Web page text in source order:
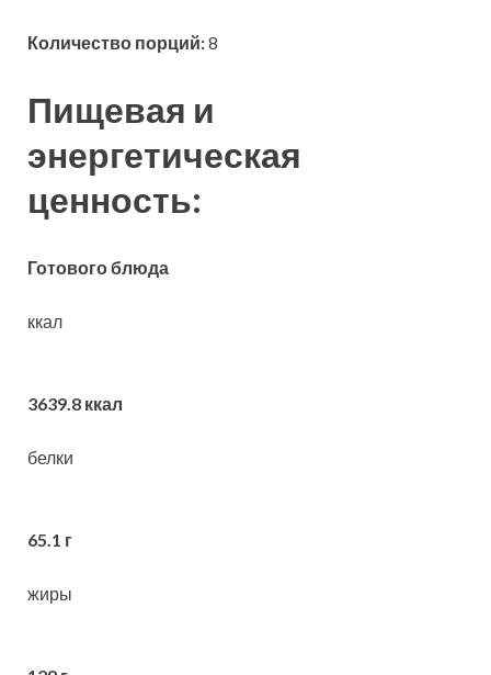
Количество порций:8
Пищевая и
энергетическая
ценность:
Готового блюда
ккал
3639.8 ккал
белки
65.1 г
жиры